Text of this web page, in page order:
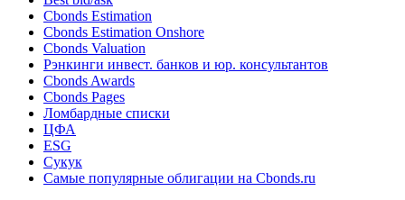
Cbonds Estimation
Cbonds Estimation Onshore
Cbonds Valuation
Рэнкинги инвест. банков и юр. консультантов
Cbonds Awards
Cbonds Pages
Ломбардные списки
ЦФА
ESG
Сукук
Самые популярные облигации на Cbonds.ru